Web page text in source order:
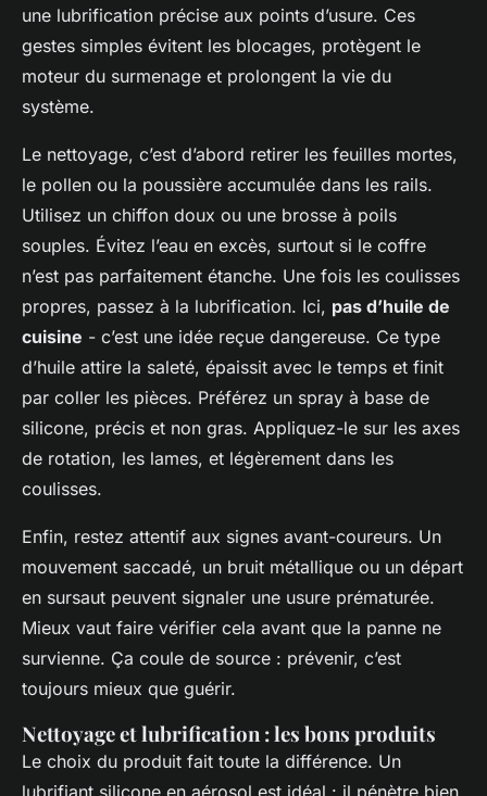
une lubrification précise aux points d’usure. Ces
gestes simples évitent les blocages, protègent le
moteur du surmenage et prolongent la vie du
système.
Le nettoyage, c’est d’abord retirer les feuilles mortes,
le pollen ou la poussière accumulée dans les rails.
Utilisez un chiffon doux ou une brosse à poils
souples. Évitez l’eau en excès, surtout si le coffre
n’est pas parfaitement étanche. Une fois les coulisses
propres, passez à la lubrification. Ici, pas d’huile de
cuisine - c’est une idée reçue dangereuse. Ce type
d’huile attire la saleté, épaissit avec le temps et finit
par coller les pièces. Préférez un spray à base de
silicone, précis et non gras. Appliquez-le sur les axes
de rotation, les lames, et légèrement dans les
coulisses.
Enfin, restez attentif aux signes avant-coureurs. Un
mouvement saccadé, un bruit métallique ou un départ
en sursaut peuvent signaler une usure prématurée.
Mieux vaut faire vérifier cela avant que la panne ne
survienne. Ça coule de source : prévenir, c’est
toujours mieux que guérir.
Nettoyage et lubrification : les bons produits
Le choix du produit fait toute la différence. Un